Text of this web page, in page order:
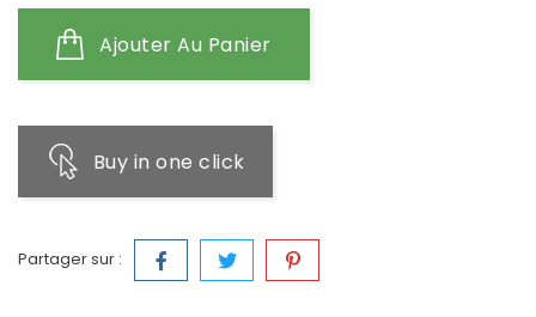
Ajouter Au Panier
Buy in one click
Partager sur :